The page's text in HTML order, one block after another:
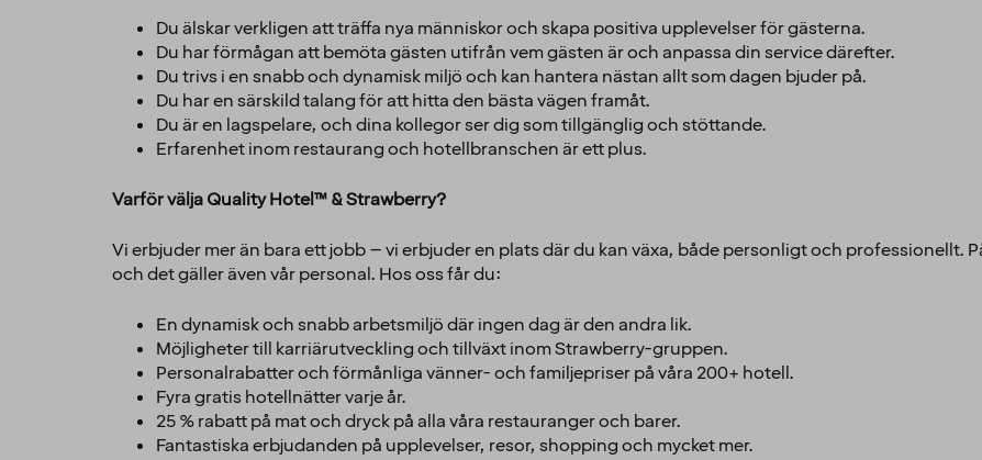
Du älskar verkligen att träffa nya människor och skapa positiva upplevelser för gästerna.
Du har förmågan att bemöta gästen utifrån vem gästen är och anpassa din service därefter.
Du trivs i en snabb och dynamisk miljö och kan hantera nästan allt som dagen bjuder på.
Du har en särskild talang för att hitta den bästa vägen framåt.
Du är en lagspelare, och dina kollegor ser dig som tillgänglig och stöttande.
Erfarenhet inom restaurang och hotellbranschen är ett plus.
Varför välja Quality Hotel™ & Strawberry?
Vi erbjuder mer än bara ett jobb – vi erbjuder en plats där du kan växa, både personligt och professionellt.
och det gäller även vår personal. Hos oss får du:
En dynamisk och snabb arbetsmiljö där ingen dag är den andra lik.
Möjligheter till karriärutveckling och tillväxt inom Strawberry-gruppen.
Personalrabatter och förmånliga vänner- och familjepriser på våra 200+ hotell.
Fyra gratis hotellnätter varje år.
25 % rabatt på mat och dryck på alla våra restauranger och barer.
Fantastiska erbjudanden på upplevelser, resor, shopping och mycket mer.